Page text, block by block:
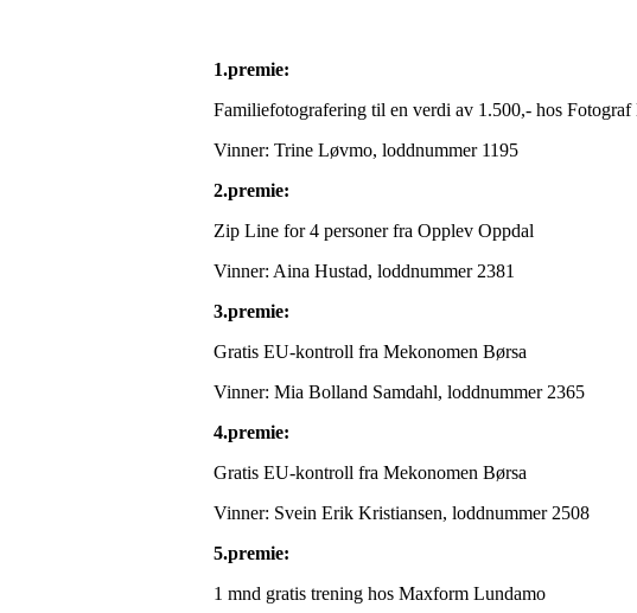
1.premie:
Familiefotografering til en verdi av 1.500,- hos Fotograf
Vinner: Trine Løvmo, loddnummer 1195
2.premie:
Zip Line for 4 personer fra Opplev Oppdal
Vinner: Aina Hustad, loddnummer 2381
3.premie:
Gratis EU-kontroll fra Mekonomen Børsa
Vinner: Mia Bolland Samdahl, loddnummer 2365
4.premie:
Gratis EU-kontroll fra Mekonomen Børsa
Vinner: Svein Erik Kristiansen, loddnummer 2508
5.premie:
1 mnd gratis trening hos Maxform Lundamo